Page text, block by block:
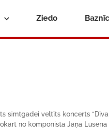
Ziedo
simtgadei veltīts koncerts
no komponista Jāņa